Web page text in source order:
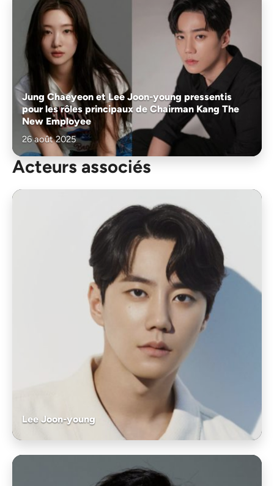
Jung Chaeyeon et Lee Joon-young pressentis
pour les rôles principaux de Chairman Kang The
New Employee
26 août 2025
Acteurs associés
Lee Joon-young